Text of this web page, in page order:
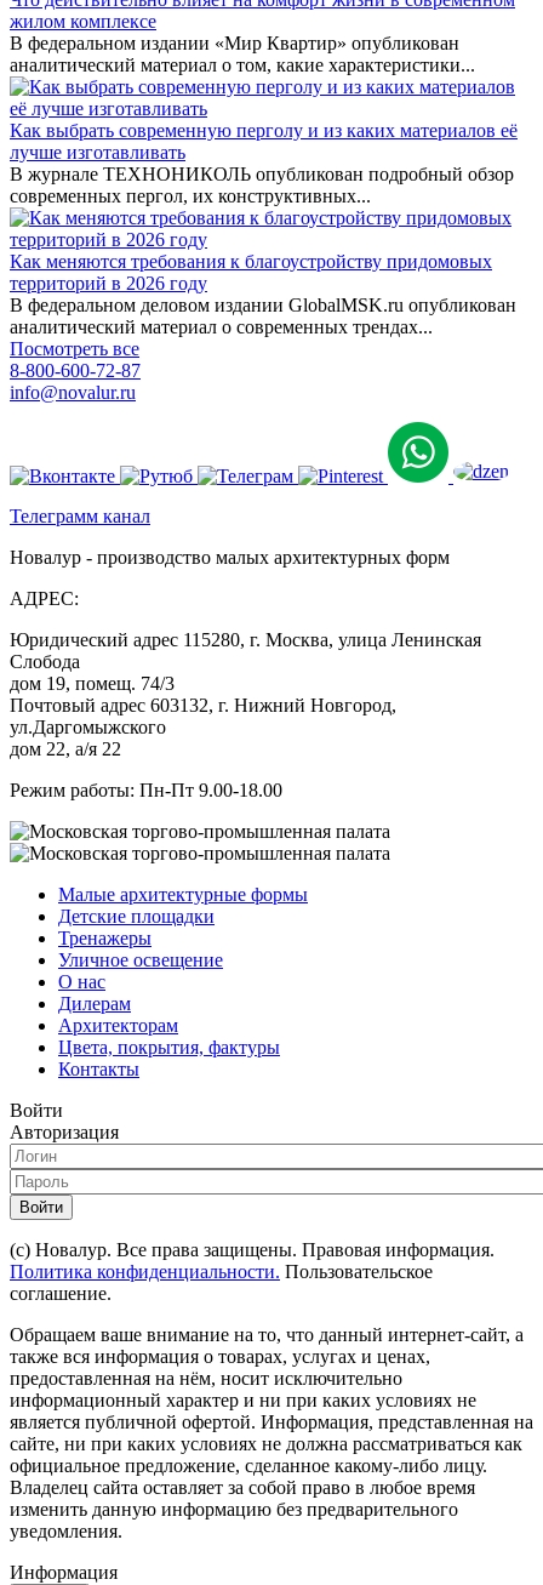
жилом комплексе
В федеральном издании «Мир Квартир» опубликован
аналитический материал о том, какие характеристики...
Как выбрать современную перголу и из каких материалов её
лучше изготавливать
В журнале ТЕХНОНИКОЛЬ опубликован подробный обзор
современных пергол, их конструктивных...
Как меняются требования к благоустройству придомовых
территорий в 2026 году
В федеральном деловом издании GlobalMSK.ru опубликован
аналитический материал о современных трендах...
Посмотреть все
8-800-600-72-87
info@novalur.ru
Телеграмм канал
Новалур - производство малых архитектурных форм
АДРЕС:
Юридический адрес 115280, г. Москва, улица Ленинская
Слобода
дом 19, помещ. 74/3
Почтовый адрес 603132, г. Нижний Новгород,
ул.Даргомыжского
дом 22, а/я 22
Режим работы: Пн-Пт 9.00-18.00
Малые архитектурные формы
Детские площадки
Тренажеры
Уличное освещение
О нас
Дилерам
Архитекторам
Цвета, покрытия, фактуры
Контакты
Войти
Авторизация
Войти
(с) Новалур. Все права защищены. Правовая информация.
Политика конфиденциальности. Пользовательское
соглашение.
Обращаем ваше внимание на то, что данный интернет-сайт, а
также вся информация о товарах, услугах и ценах,
предоставленная на нём, носит исключительно
информационный характер и ни при каких условиях не
является публичной офертой. Информация, представленная на
сайте, ни при каких условиях не должна рассматриваться как
официальное предложение, сделанное какому-либо лицу.
Владелец сайта оставляет за собой право в любое время
изменить данную информацию без предварительного
уведомления.
Информация